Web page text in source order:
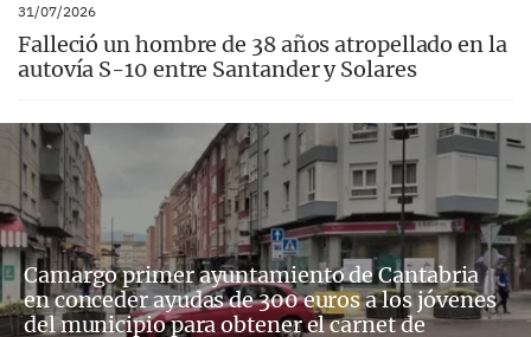
31/07/2026
Falleció un hombre de 38 años atropellado en la
autovía S-10 entre Santander y Solares
Camargo primer ayuntamiento de Cantabria
en conceder ayudas de 300 euros a los jóvenes
del municipio para obtener el carnet de